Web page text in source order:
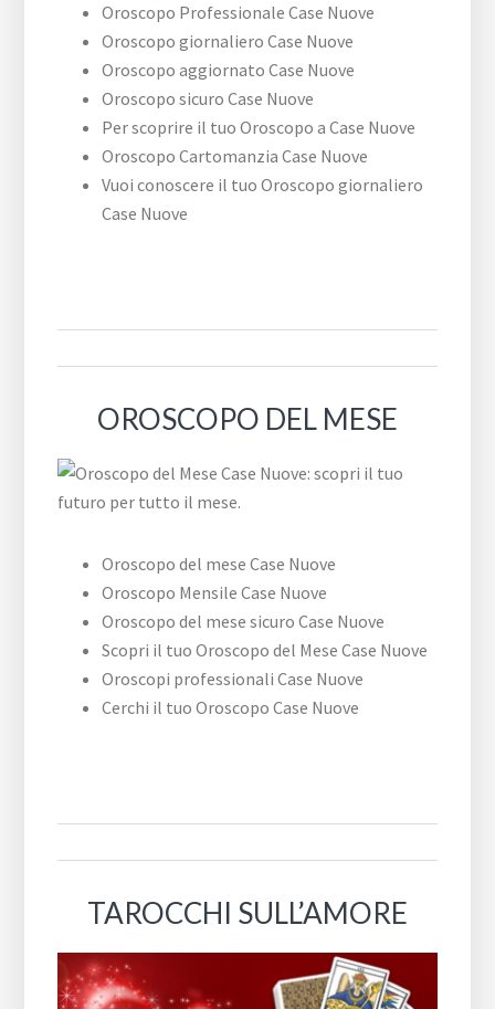
Oroscopo Professionale Case Nuove
Oroscopo giornaliero Case Nuove
Oroscopo aggiornato Case Nuove
Oroscopo sicuro Case Nuove
Per scoprire il tuo Oroscopo a Case Nuove
Oroscopo Cartomanzia Case Nuove
Vuoi conoscere il tuo Oroscopo giornaliero
Case Nuove
OROSCOPO DEL MESE
Oroscopo del mese Case Nuove
Oroscopo Mensile Case Nuove
Oroscopo del mese sicuro Case Nuove
Scopri il tuo Oroscopo del Mese Case Nuove
Oroscopi professionali Case Nuove
Cerchi il tuo Oroscopo Case Nuove
TAROCCHI SULL’AMORE